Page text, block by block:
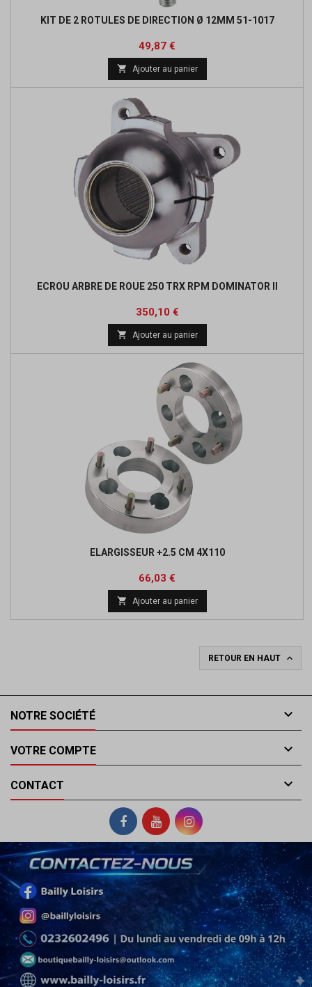
KIT DE 2 ROTULES DE DIRECTION Ø 12MM 51-1017
Prix
49,87 €
base
 Ajouter au panier
ECROU ARBRE DE ROUE 250 TRX RPM DOMINATOR II
Prix
350,10 €Prix
de
base
 Ajouter au panier
ELARGISSEUR +2.5 CM 4X110
Prix
66,03 €
base
 Ajouter au panier
RETOUR EN HAUT 
NOTRE SOCIÉTÉ 
VOTRE COMPTE 
CONTACT 